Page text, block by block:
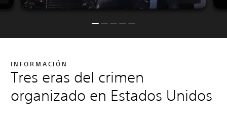
INFORMACIÓN
Tres eras del crimen
organizado en Estados Unidos